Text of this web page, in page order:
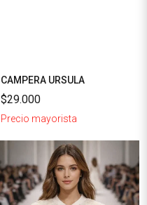
CAMPERA URSULA
$29.000
Precio mayorista